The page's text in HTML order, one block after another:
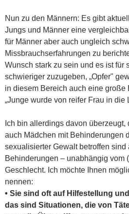
Nun zu den Männern: Es gibt
Jungs und Männer eine
für Männer aber auch ungleich
Missbrauchserfahrungen zu
Wunsch stark zu sein und es ist für
schwieriger zuzugeben, „Opfer"
in diesem Bereich auch eine große
„Junge wurde von reifer Frau in die
Ich bin allerdings davon
auch Mädchen mit Behinderungen
sexualisierter Gewalt betroffen
Behinderungen – unabhängig vom
Geschlecht. Ich möchte Ihnen
nennen:
• Sie sind oft auf Hilfestellung
das sind Situationen, die von